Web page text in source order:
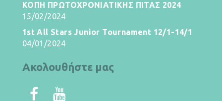
ΚΟΠΗ ΠΡΩΤΟΧΡΟΝΙΑΤΙΚΗΣ ΠΙΤΑΣ 2024
15/02/2024
1st All Stars Junior Tournament 12/1-14/1
04/01/2024
Ακολουθήστε μας